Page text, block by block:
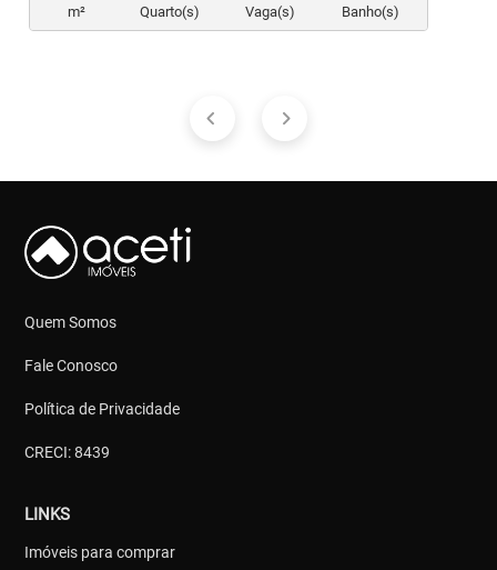
m²
Quarto(s)
Vaga(s)
Banho(s)
Quem Somos
Fale Conosco
Política de Privacidade
CRECI: 8439
LINKS
Imóveis para comprar